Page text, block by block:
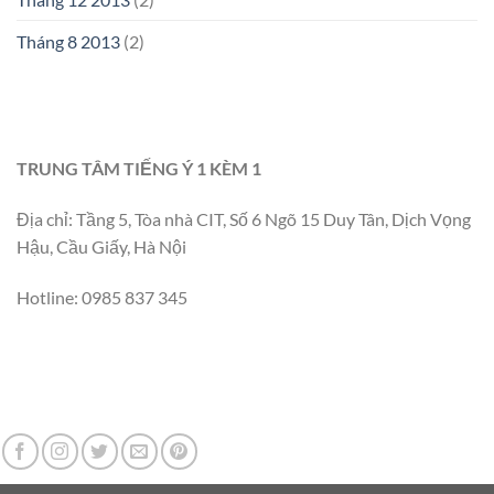
Tháng 8 2013 (2)
TRUNG TÂM TIẾNG Ý 1 KÈM 1
Địa chỉ: Tầng 5, Tòa nhà CIT, Số 6 Ngõ 15 Duy Tân, Dịch Vọng
Hậu, Cầu Giấy, Hà Nội
Hotline: 0985 837 345